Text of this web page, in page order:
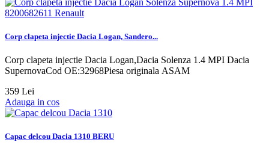
Corp clapeta injectie Dacia Logan, Sandero...
Corp clapeta injectie Dacia Logan,Dacia Solenza 1.4 MPI Dacia
SupernovaCod OE:32968Piesa originala ASAM
359 Lei
Adauga in cos
Capac delcou Dacia 1310 BERU